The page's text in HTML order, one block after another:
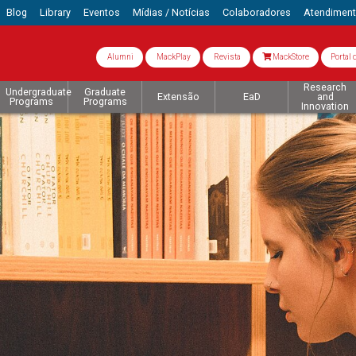
Blog Library Eventos Mídias / Notícias Colaboradores
Alumni MackPlay Revista MackStore Portal
Undergraduate
Programs
Graduate
Programs
Extensão EaD
Research
and
Innovation